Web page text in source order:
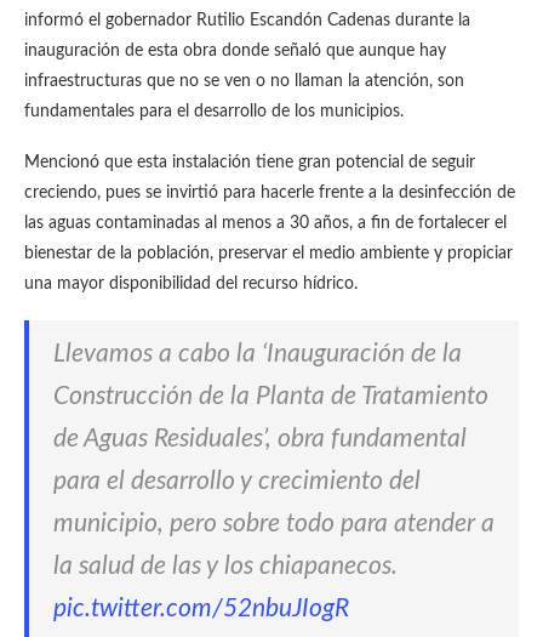
informó el gobernador Rutilio Escandón Cadenas durante la
inauguración de esta obra donde señaló que aunque hay
infraestructuras que no se ven o no llaman la atención, son
fundamentales para el desarrollo de los municipios.
Mencionó que esta instalación tiene gran potencial de seguir
creciendo, pues se invirtió para hacerle frente a la desinfección de
las aguas contaminadas al menos a 30 años, a fin de fortalecer el
bienestar de la población, preservar el medio ambiente y propiciar
una mayor disponibilidad del recurso hídrico.
Llevamos a cabo la ‘Inauguración de la
Construcción de la Planta de Tratamiento
de Aguas Residuales’, obra fundamental
para el desarrollo y crecimiento del
municipio, pero sobre todo para atender a
la salud de las y los chiapanecos.
pic.twitter.com/52nbuJIogR